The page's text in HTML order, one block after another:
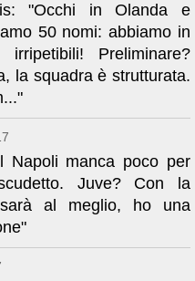
"Occhi in Olanda e
50 nomi: abbiamo in
Preliminare?
la squadra è strutturata.
Napoli manca poco per
Juve? Con la
al meglio, ho una